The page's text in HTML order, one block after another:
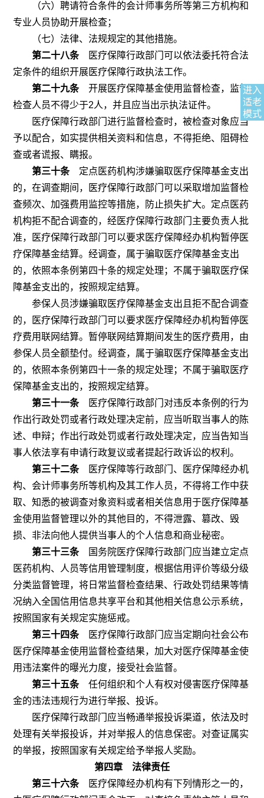
进入
适老
模式
（六）聘请符合条件的会计师事务所等第三方机构和
专业人员协助开展检查；
（七）法律、法规规定的其他措施。
第二十八条医疗保障行政部门可以依法委托符合法
定条件的组织开展医疗保障行政执法工作。
第二十九条开展医疗保障基金使用监督检查，监督
检查人员不得少于2人，并且应当出示执法证件。
医疗保障行政部门进行监督检查时，被检查对象应当
予以配合，如实提供相关资料和信息，不得拒绝、阻碍检
查或者谎报、瞒报。
第三十条定点医药机构涉嫌骗取医疗保障基金支出
的，在调查期间，医疗保障行政部门可以采取增加监督检
查频次、加强费用监控等措施，防止损失扩大。定点医药
机构拒不配合调查的，经医疗保障行政部门主要负责人批
准，医疗保障行政部门可以要求医疗保障经办机构暂停医
疗保障基金结算。经调查，属于骗取医疗保障基金支出
的，依照本条例第四十条的规定处理；不属于骗取医疗保
障基金支出的，按照规定结算。
参保人员涉嫌骗取医疗保障基金支出且拒不配合调查
的，医疗保障行政部门可以要求医疗保障经办机构暂停医
疗费用联网结算。暂停联网结算期间发生的医疗费用，由
参保人员全额垫付。经调查，属于骗取医疗保障基金支出
的，依照本条例第四十一条的规定处理；不属于骗取医疗
保障基金支出的，按照规定结算。
第三十一条医疗保障行政部门对违反本条例的行为
作出行政处罚或者行政处理决定前，应当听取当事人的陈
述、申辩；作出行政处罚或者行政处理决定，应当告知当
事人依法享有申请行政复议或者提起行政诉讼的权利。
第三十二条医疗保障等行政部门、医疗保障经办机
构、会计师事务所等机构及其工作人员，不得将工作中获
取、知悉的被调查对象资料或者相关信息用于医疗保障基
金使用监督管理以外的其他目的，不得泄露、篡改、毁
损、非法向他人提供当事人的个人信息和商业秘密。
第三十三条国务院医疗保障行政部门应当建立定点
医药机构、人员等信用管理制度，根据信用评价等级分级
分类监督管理，将日常监督检查结果、行政处罚结果等情
况纳入全国信用信息共享平台和其他相关信息公示系统，
按照国家有关规定实施惩戒。
第三十四条医疗保障行政部门应当定期向社会公布
医疗保障基金使用监督检查结果，加大对医疗保障基金使
用违法案件的曝光力度，接受社会监督。
第三十五条任何组织和个人有权对侵害医疗保障基
金的违法违规行为进行举报、投诉。
医疗保障行政部门应当畅通举报投诉渠道，依法及时
处理有关举报投诉，并对举报人的信息保密。对查证属实
的举报，按照国家有关规定给予举报人奖励。
第四章 法律责任
第三十六条医疗保障经办机构有下列情形之一的，